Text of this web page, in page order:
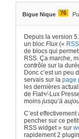
Bigue Nique 76
Depuis la version
un bloc Flux (« RSS
de blocs qui
RSS. Ça marche,
contrôle sur la
Donc c’est un peu
servais sur la page
les dernières
de Fiat+⁄-Lux
moins jusqu’à
C’est
pencher sur ce
RSS widget » sur
rapidement 2